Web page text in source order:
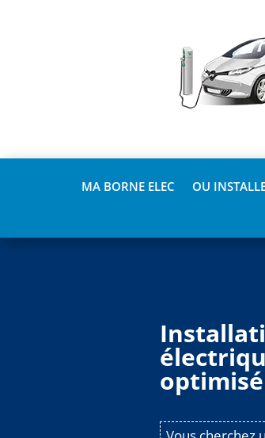
MA BORNE ELEC OU
optimisé